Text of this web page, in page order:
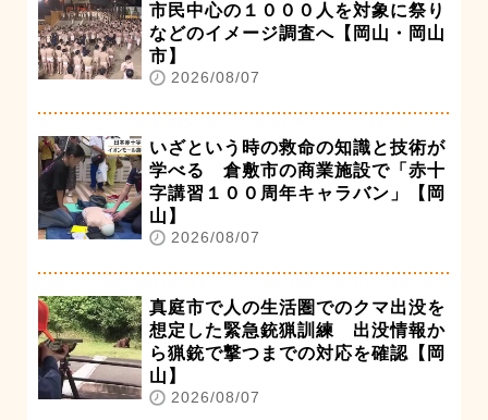
市民中心の１０００人を対象に祭り
などのイメージ調査へ【岡山・岡山
市】
2026/08/07
いざという時の救命の知識と技術が
学べる 倉敷市の商業施設で「赤十
字講習１００周年キャラバン」【岡
山】
2026/08/07
真庭市で人の生活圏でのクマ出没を
想定した緊急銃猟訓練 出没情報か
ら猟銃で撃つまでの対応を確認【岡
山】
2026/08/07